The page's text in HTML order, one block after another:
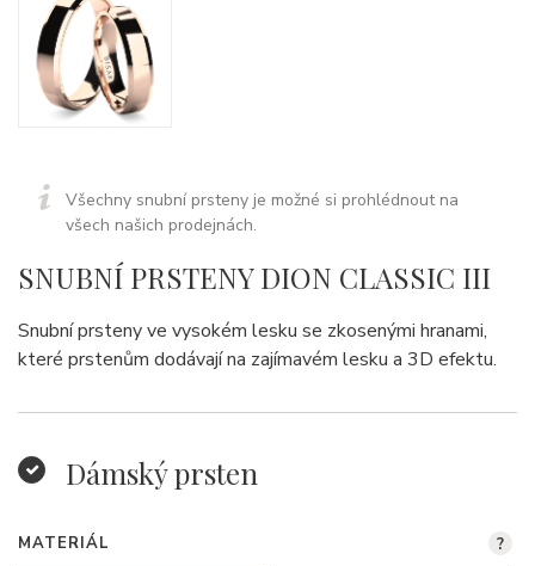
Všechny snubní prsteny je možné si prohlédnout na
všech našich prodejnách.
SNUBNÍ PRSTENY DION CLASSIC III
Snubní prsteny ve vysokém lesku se zkosenými hranami,
které prstenům dodávají na zajímavém lesku a 3D efektu.
Dámský prsten
MATERIÁL ?